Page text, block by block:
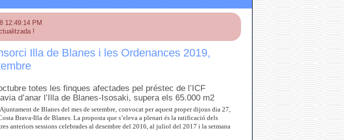
12:49:14 PM
!
Illa de Blanes i les Ordenances 2019,
totes les finques afectades pel préstec de l’ICF
d’anar l’Illa de Blanes-Isosaki, supera els 65.000 m2
de Blanes del mes de setembre, convocat per aquest proper dijous dia 27,
Brava-Illa de Blanes. La proposta que s’eleva a plenari és la ratificació dels
anteriors sessions celebrades al desembre del 2016, al juliol del 2017 i la setmana